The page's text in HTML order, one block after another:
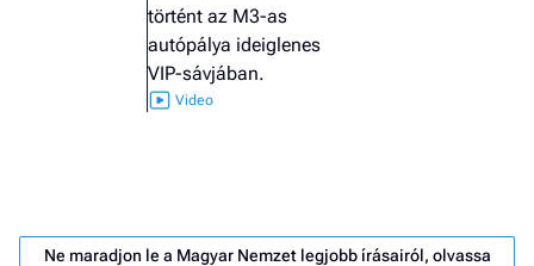
történt az M3-as
autópálya ideiglenes
VIP-sávjában.
Ne maradjon le a Magyar Nemzet legjobb írásairól, olvassa